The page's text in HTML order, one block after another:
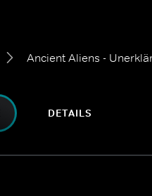
Ancient Aliens -
DETAILS